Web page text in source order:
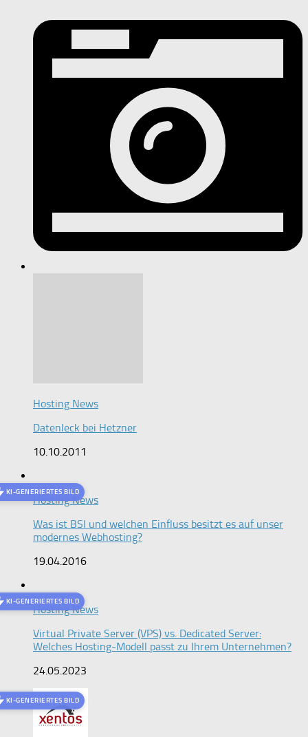
Hosting News
Datenleck bei Hetzner
10.10.2011
KI-GENERIERTES BILD
Hosting News
Was ist BSI und welchen Einfluss besitzt es auf unser
modernes Webhosting?
19.04.2016
KI-GENERIERTES BILD
Hosting News
Virtual Private Server (VPS) vs. Dedicated Server:
Welches Hosting-Modell passt zu Ihrem Unternehmen?
24.05.2023
KI-GENERIERTES BILD